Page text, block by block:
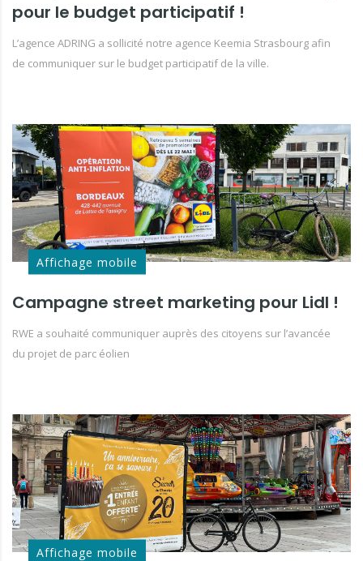
pour le budget participatif !
L’agence ADRING a sollicité notre agence Keemia Strasbourg afin
de communiquer sur le budget participatif de la ville.
Affichage mobile
Campagne street marketing pour Lidl !
RWE a souhaité communiquer auprès des citoyens sur l’avancée
du projet de parc éolien
Affichage mobile